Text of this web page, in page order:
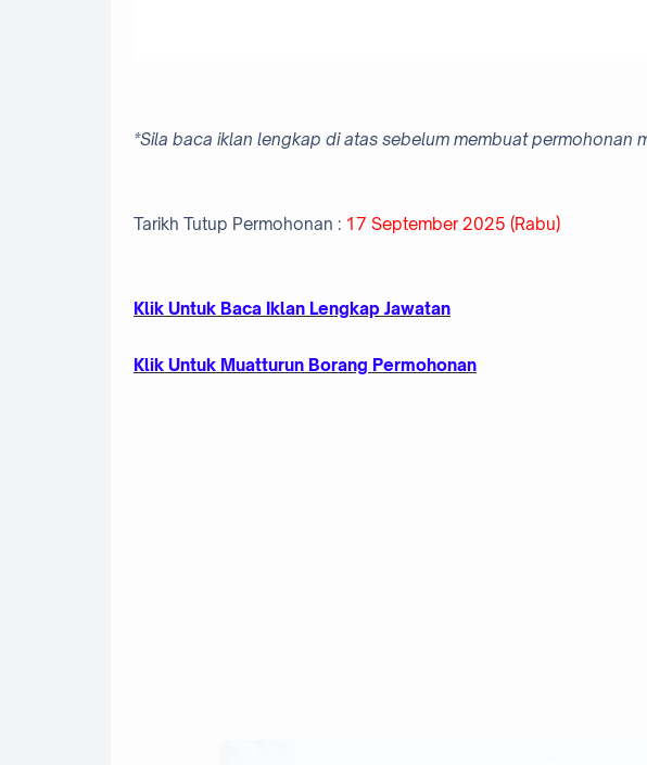
*Sila baca iklan lengkap di atas sebelum membuat permohonan
Tarikh Tutup Permohonan : 17 September 2025 (Rabu)
Klik Untuk Baca Iklan Lengkap Jawatan
Klik Untuk Muatturun Borang Permohonan